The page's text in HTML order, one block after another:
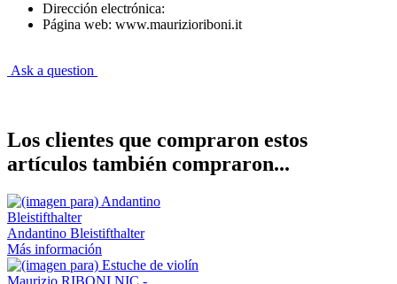
Dirección electrónica:
Página web: www.maurizioriboni.it
Ask a question
Los clientes que compraron estos
artículos también compraron...
Andantino Bleistifthalter
Más información